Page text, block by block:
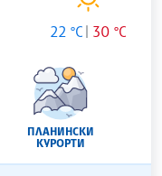
22 °C 30 °C
ПЛАНИНСКИ
КУРОРТИ